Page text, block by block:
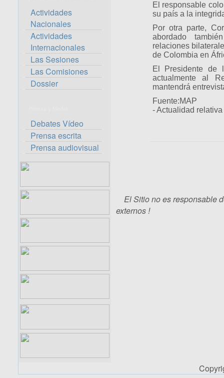
Actividades
Nacionales
Actividades
Internacionales
Las Sesiones
Las Comisiones
Dossier
Debates Vídeo
Prensa escrita
Prensa audiovisual
El responsable
su país a la
Por otra parte,
abordado
relaciones
de Colombia en
El Presidente de
actualmente al
mantendrá
Fuente:MAP
- Actualidad
El Sitio no es responsable
externos !